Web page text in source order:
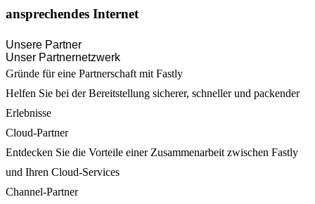
ansprechendes Internet
Unsere Partner
Unser Partnernetzwerk
Gründe für eine Partnerschaft mit Fastly
Helfen Sie bei der Bereitstellung sicherer, schneller und packender
Erlebnisse
Cloud-Partner
Entdecken Sie die Vorteile einer Zusammenarbeit zwischen Fastly
und Ihren Cloud-Services
Channel-Partner